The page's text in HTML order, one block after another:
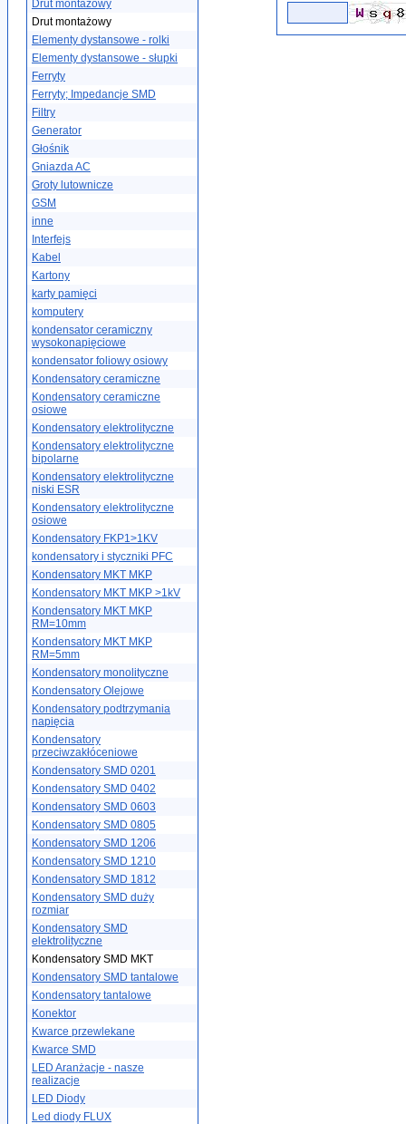
Drut montażowy
Drut montażowy
Elementy dystansowe - rolki
Elementy dystansowe - słupki
Ferryty
Ferryty; Impedancje SMD
Filtry
Generator
Głośnik
Gniazda AC
Groty lutownicze
GSM
inne
Interfejs
Kabel
Kartony
karty pamięci
komputery
kondensator ceramiczny
wysokonapięciowe
kondensator foliowy osiowy
Kondensatory ceramiczne
Kondensatory ceramiczne
osiowe
Kondensatory elektrolityczne
Kondensatory elektrolityczne
bipolarne
Kondensatory elektrolityczne
niski ESR
Kondensatory elektrolityczne
osiowe
Kondensatory FKP1>1KV
kondensatory i styczniki PFC
Kondensatory MKT MKP
Kondensatory MKT MKP >1kV
Kondensatory MKT MKP
RM=10mm
Kondensatory MKT MKP
RM=5mm
Kondensatory monolityczne
Kondensatory Olejowe
Kondensatory podtrzymania
napięcia
Kondensatory
przeciwzakłóceniowe
Kondensatory SMD 0201
Kondensatory SMD 0402
Kondensatory SMD 0603
Kondensatory SMD 0805
Kondensatory SMD 1206
Kondensatory SMD 1210
Kondensatory SMD 1812
Kondensatory SMD duży
rozmiar
Kondensatory SMD
elektrolityczne
Kondensatory SMD MKT
Kondensatory SMD tantalowe
Kondensatory tantalowe
Konektor
Kwarce przewlekane
Kwarce SMD
LED Aranżacje - nasze
realizacje
LED Diody
Led diody FLUX